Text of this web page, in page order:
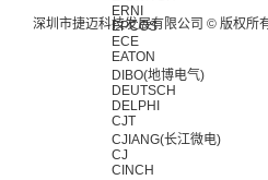
ERNI
EPCOS
ECE
EATON
DIBO(地博电气)
DEUTSCH
DELPHI
CJT
CJIANG(长江微电)
CJ
CINCH
深圳市捷迈科技发展有限公司 © 版权所